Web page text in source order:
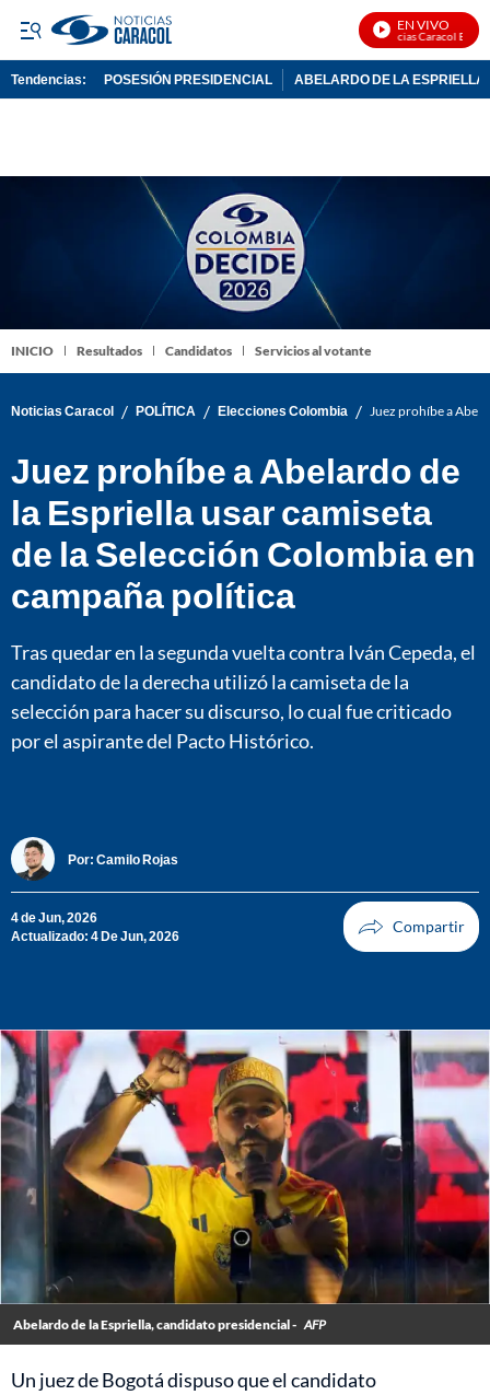
EN VIVO
Noticias Caracol En Vivo
Tendencias: POSESIÓN PRESIDENCIAL ABELARDO DE LA ESPRIELLA
INICIO Resultados Candidatos Servicios al votante
Noticias Caracol / POLÍTICA / Elecciones Colombia / Juez prohíbe a
Juez prohíbe a Abelardo de
la Espriella usar camiseta
de la Selección Colombia en
campaña política
Tras quedar en la segunda vuelta contra Iván Cepeda, el
candidato de la derecha utilizó la camiseta de la
selección para hacer su discurso, lo cual fue criticado
por el aspirante del Pacto Histórico.
Por: Camilo Rojas
4 de Jun, 2026
Actualizado: 4 De Jun, 2026
Abelardo de la Espriella, candidato presidencial - AFP
Un juez de Bogotá dispuso que el candidato